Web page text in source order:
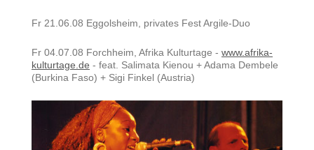
Fr 21.06.08 Eggolsheim, privates Fest Argile-Duo
Fr 04.07.08 Forchheim, Afrika Kulturtage - www.afrika-
kulturtage.de - feat. Salimata Kienou + Adama Dembele
(Burkina Faso) + Sigi Finkel (Austria)